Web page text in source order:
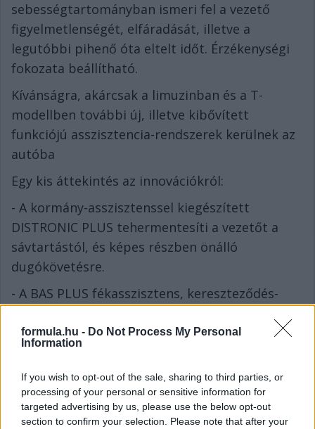
formula.hu - Do Not Process My Personal
Information
If you wish to opt-out of the sale, sharing to third parties, or
processing of your personal or sensitive information for
targeted advertising by us, please use the below opt-out
section to confirm your selection. Please note that after your
sebességtartományban ismeri fel a vezető
figyelmetlenségét, elfáradását, illetve a
legutóbbi pihenő óta eltelt időt. Érzékenységi
fokozata beállítható.
Kívánságra, akárcsak a limuzinban és a T-
modellben további új, illetve kibővített
funkciójú asszisztencia-rendszerek kerülnek az
autóba
Egy kis áttekintés az innovációkról:
- A kormány-asszisztenssel kiegészített
DISTRONIC PLUS tehermentesíti a vezetőt a
sávtartástól, és képes részben önálló
dugókövetésre.
- A BAS PLUS fékasszisztens, kereszteződés-
keresztező forgalmat és gyalogosokat, majd e
jelek alapján fokozni a jármű fékerejét.
- A PRE-SAFE®fék egy vészhelyzet felismerése
után 50 km/órás sebességig önálló fékezéssel
előzi meg a balesetet.